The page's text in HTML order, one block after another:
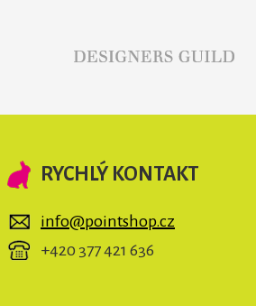
RYCHLÝ KONTAKT
info@pointshop.cz
+420 377 421 636